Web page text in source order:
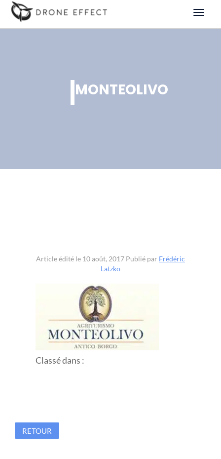
Toggle
MONTEOLIVO
Article édité le 10 août, 2017 Publié par Frédéric
Latzko
Classé dans :
RETOUR